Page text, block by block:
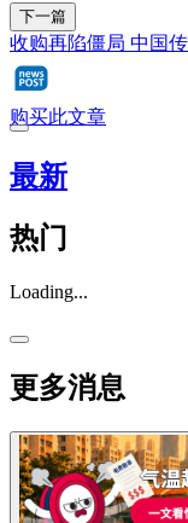
下一篇
收购再陷僵局 中国
购买此文章
最新
热门
Loading...
更多消息